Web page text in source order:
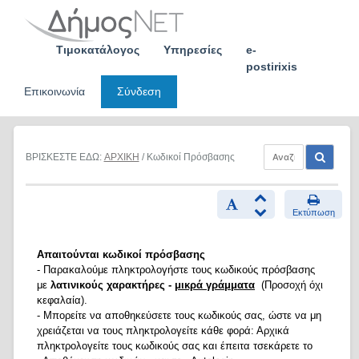
Τιμοκατάλογος Υπηρεσίες
e-
postirixis
Επικοινωνία
Σύνδεση
ΒΡΙΣΚΕΣΤΕ ΕΔΩ: ΑΡΧΙΚΗ / Κωδικοί Πρόσβασης
Εκτύπωση
Απαιτούνται κωδικοί πρόσβασης
- Παρακαλούμε πληκτρολογήστε τους κωδικούς πρόσβασης
με λατινικούς χαρακτήρες - μικρά γράμματα (Προσοχή όχι
κεφαλαία).
- Μπορείτε να αποθηκεύσετε τους κωδικούς σας, ώστε να μη
χρειάζεται να τους πληκτρολογείτε κάθε φορά: Αρχικά
πληκτρολογείτε τους κωδικούς σας και έπειτα τσεκάρετε το